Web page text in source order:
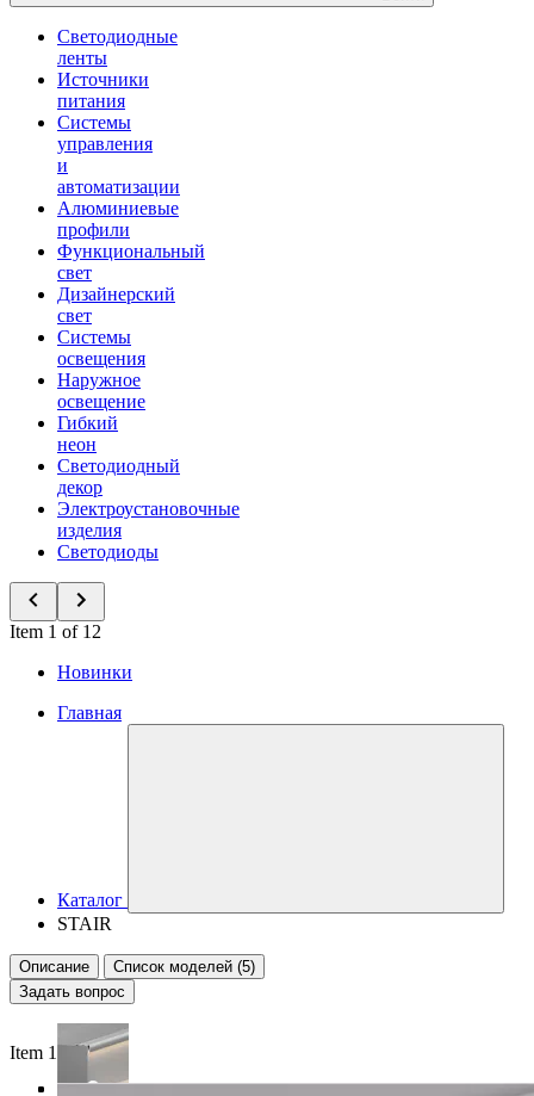
Светодиодные
ленты
Источники
питания
Системы
управления
и
автоматизации
Алюминиевые
профили
Функциональный
свет
Дизайнерский
свет
Системы
освещения
Наружное
освещение
Гибкий
неон
Светодиодный
декор
Электроустановочные
изделия
Светодиоды
Item 1 of 12
Новинки
Главная
Каталог
STAIR
Описание
Список моделей (5)
Задать вопрос
Item 1 of 4